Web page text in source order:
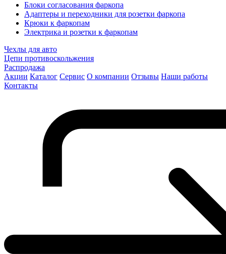
Блоки согласования фаркопа
Адаптеры и переходники для розетки фаркопа
Крюки к фаркопам
Электрика и розетки к фаркопам
Чехлы для авто
Цепи противоскольжения
Распродажа
Акции Каталог Сервис О компании Отзывы Наши работы
Контакты